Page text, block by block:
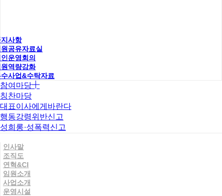
사항
공유자료실
운영회의
역량강화
사업&수탁자료
참여마당
칭찬마당
대표이사에게바란다
행동강령위반신고
성희롱·성폭력신고
인사말
조직도
연혁&CI
임원소개
사업소개
운영시설